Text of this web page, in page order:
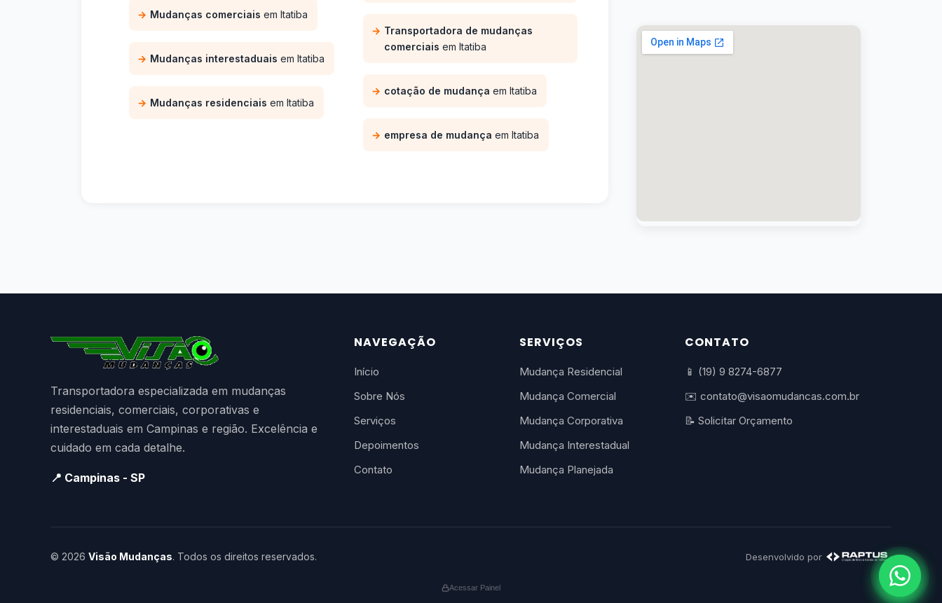
Mudanças comerciais em Itatiba
Mudanças interestaduais em Itatiba
Mudanças residenciais em Itatiba
Transportadora de mudanças
comerciais em Itatiba
cotação de mudança em Itatiba
empresa de mudança em Itatiba
Transportadora especializada em mudanças
residenciais, comerciais, corporativas e
interestaduais em Campinas e região. Excelência e
cuidado em cada detalhe.
📍 Campinas - SP
NAVEGAÇÃO
Início
Sobre Nós
Serviços
Depoimentos
Contato
SERVIÇOS
Mudança Residencial
Mudança Comercial
Mudança Corporativa
Mudança Interestadual
Mudança Planejada
CONTATO
📱 (19) 9 8274-6877
✉️ contato@visaomudancas.com.br
📝 Solicitar Orçamento
© 2026 Visão Mudanças. Todos os direitos reservados. Desenvolvido por
Acessar Painel